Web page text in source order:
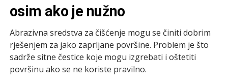
osim ako je nužno
Abrazivna sredstva za čišćenje mogu se činiti dobrim
rješenjem za jako zaprljane površine. Problem je što
sadrže sitne čestice koje mogu izgrebati i oštetiti
površinu ako se ne koriste pravilno.